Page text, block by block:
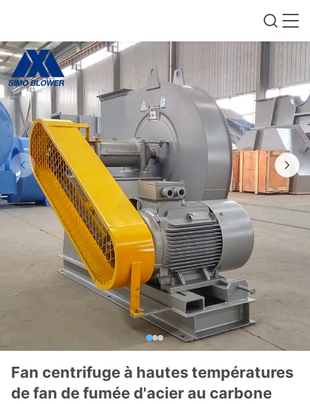
Fan centrifuge à hautes températures
de fan de fumée d'acier au carbone